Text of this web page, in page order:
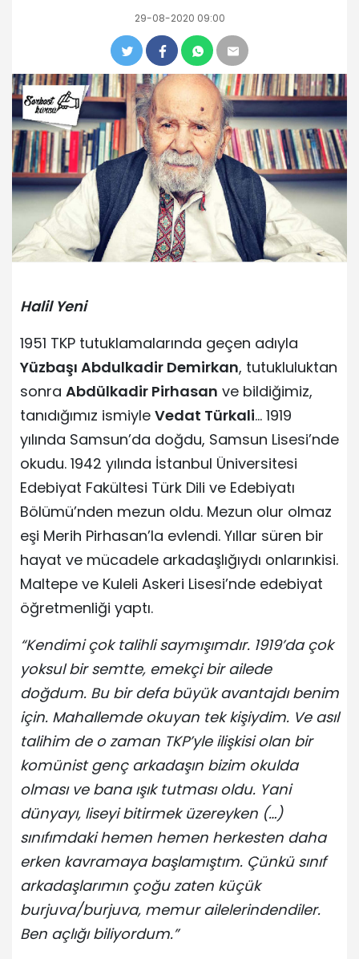
29-08-2020 09:00
Halil Yeni
1951 TKP tutuklamalarında geçen adıyla
Yüzbaşı Abdulkadir Demirkan, tutukluluktan
sonra Abdülkadir Pirhasan ve bildiğimiz,
tanıdığımız ismiyle Vedat Türkali… 1919
yılında Samsun’da doğdu, Samsun Lisesi’nde
okudu. 1942 yılında İstanbul Üniversitesi
Edebiyat Fakültesi Türk Dili ve Edebiyatı
Bölümü’nden mezun oldu. Mezun olur olmaz
eşi Merih Pirhasan’la evlendi. Yıllar süren bir
hayat ve mücadele arkadaşlığıydı onlarınkisi.
Maltepe ve Kuleli Askeri Lisesi’nde edebiyat
öğretmenliği yaptı.
“Kendimi çok talihli saymışımdır. 1919’da çok
yoksul bir semtte, emekçi bir ailede
doğdum. Bu bir defa büyük avantajdı benim
için. Mahallemde okuyan tek kişiydim. Ve asıl
talihim de o zaman TKP’yle ilişkisi olan bir
komünist genç arkadaşın bizim okulda
olması ve bana ışık tutması oldu. Yani
dünyayı, liseyi bitirmek üzereyken (…)
sınıfımdaki hemen hemen herkesten daha
erken kavramaya başlamıştım. Çünkü sınıf
arkadaşlarımın çoğu zaten küçük
burjuva/burjuva, memur ailelerindendiler.
Ben açlığı biliyordum.”